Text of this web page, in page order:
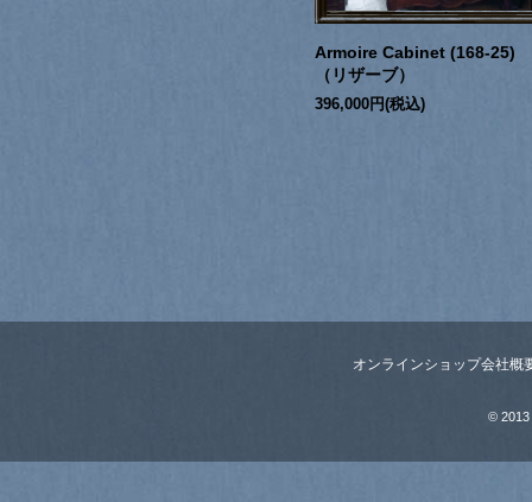
Armoire Cabinet (168-25)
（リザーブ）
396,000円(税込)
オンラインショップ会社概
© 2013